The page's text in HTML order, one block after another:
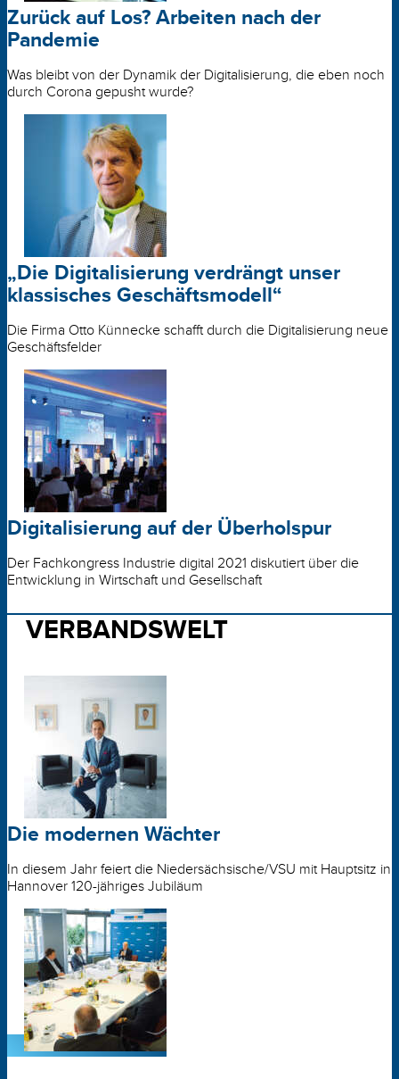
Zurück auf Los? Arbeiten nach der
Pandemie
Was bleibt von der Dynamik der Digitalisierung, die eben noch
durch Corona gepusht wurde?
„Die Digitalisierung verdrängt unser
klassisches Geschäftsmodell“
Die Firma Otto Künnecke schafft durch die Digitalisierung neue
Geschäftsfelder
Digitalisierung auf der Überholspur
Der Fachkongress Industrie digital 2021 diskutiert über die
Entwicklung in Wirtschaft und Gesellschaft
VERBANDSWELT
Die modernen Wächter
In diesem Jahr feiert die Niedersächsische/VSU mit Hauptsitz in
Hannover 120-jähriges Jubiläum
Woher soll unsere Energie kommen?